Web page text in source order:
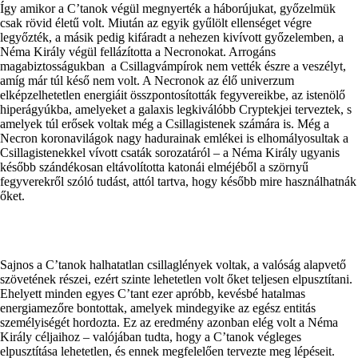
Így amikor a C’tanok végül megnyerték a háborújukat, győzelmük
csak rövid életű volt. Miután az egyik gyűlölt ellenséget végre
legyőzték, a másik pedig kifáradt a nehezen kivívott győzelemben, a
Néma Király végül fellázította a Necronokat. Arrogáns
magabiztosságukban a Csillagvámpírok nem vették észre a veszélyt,
amíg már túl késő nem volt. A Necronok az élő univerzum
elképzelhetetlen energiáit összpontosították fegyvereikbe, az istenölő
hiperágyúkba, amelyeket a galaxis legkiválóbb Cryptekjei terveztek, s
amelyek túl erősek voltak még a Csillagistenek számára is. Még a
Necron koronavilágok nagy hadurainak emlékei is elhomályosultak a
Csillagistenekkel vívott csaták sorozatáról – a Néma Király ugyanis
később szándékosan eltávolította katonái elméjéből a szörnyű
fegyverekről szóló tudást, attól tartva, hogy később mire használhatnák
őket.
Sajnos a C’tanok halhatatlan csillaglények voltak, a valóság alapvető
szövetének részei, ezért szinte lehetetlen volt őket teljesen elpusztítani.
Ehelyett minden egyes C’tant ezer apróbb, kevésbé hatalmas
energiamezőre bontottak, amelyek mindegyike az egész entitás
személyiségét hordozta. Ez az eredmény azonban elég volt a Néma
Király céljaihoz – valójában tudta, hogy a C’tanok végleges
elpusztítása lehetetlen, és ennek megfelelően tervezte meg lépéseit.